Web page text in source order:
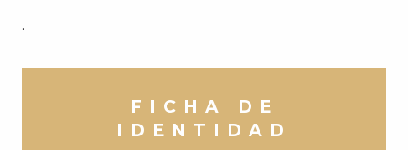
.
FICHA DE
IDENTIDAD